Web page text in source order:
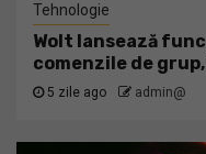
Tehnologie
Wolt lansează
comenzile de
5 zile ago admin@